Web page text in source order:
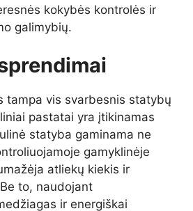
kokybės kontrolės ir
galimybių.
tampa vis svarbesnis statybų
pastatai yra įtikinamas
statyba gaminama ne
gamyklinėje
atliekų kiekis ir
to, naudojant
ir energiškai